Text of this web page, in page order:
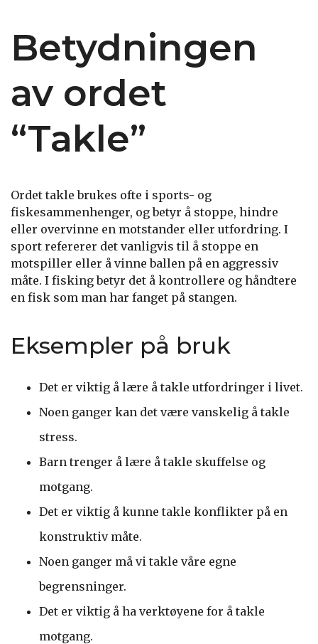
Betydningen
av ordet
“Takle”
Ordet takle brukes ofte i sports- og
fiskesammenhenger, og betyr å stoppe, hindre
eller overvinne en motstander eller utfordring. I
sport refererer det vanligvis til å stoppe en
motspiller eller å vinne ballen på en aggressiv
måte. I fisking betyr det å kontrollere og håndtere
en fisk som man har fanget på stangen.
Eksempler på bruk
Det er viktig å lære å takle utfordringer i livet.
Noen ganger kan det være vanskelig å takle
stress.
Barn trenger å lære å takle skuffelse og
motgang.
Det er viktig å kunne takle konflikter på en
konstruktiv måte.
Noen ganger må vi takle våre egne
begrensninger.
Det er viktig å ha verktøyene for å takle
motgang.